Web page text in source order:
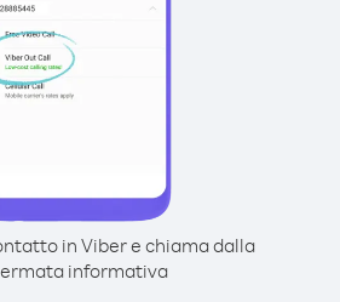
in Viber e chiama dalla
informativa